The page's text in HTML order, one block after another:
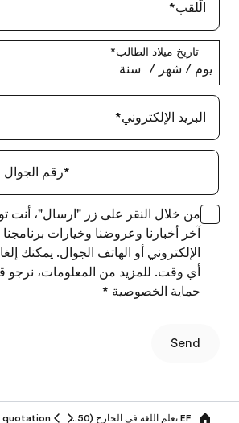
الّلقب*
تاريخ ميلاد الطالب*
يوم ‏/ شهر ‏/ سنة
البريد الإلكتروني*
رقم الجوال*
من خلال النقر على زر
آخر أخبارنا وعروضنا وخيارات برنامجنا
الإلكتروني أو الهاتف الجوال. يمكنك
أي وقت. للمزيد من المعلومات، نرجو
حماية الخصوصية *
Send
EF تعلم اللغة في الخارج (50+ سنة) quotation